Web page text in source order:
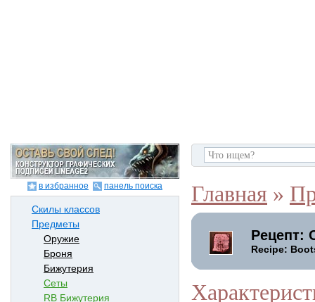
в избранное панель поиска
Скилы классов
Предметы
Оружие
Броня
Бижутерия
Сеты
RB Бижутерия
Главная »
Рецепт:
Recipe: